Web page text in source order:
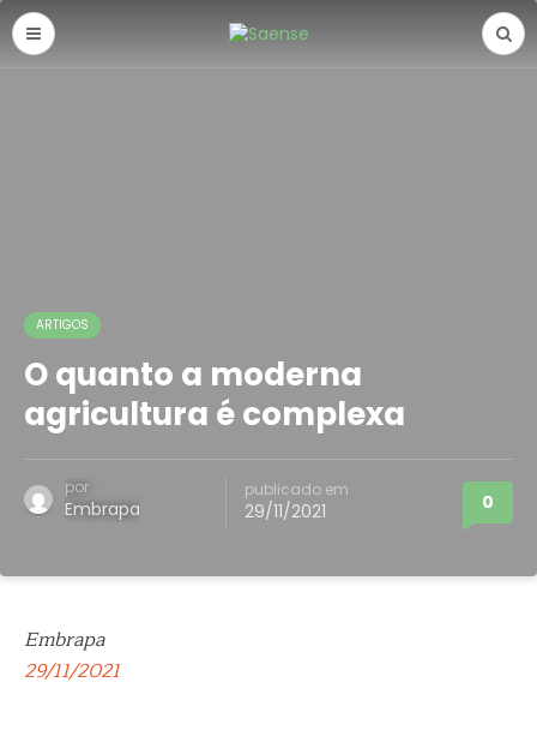
ARTIGOS
O quanto a moderna
agricultura é complexa
por
Embrapa
publicado em
29/11/2021 0
Embrapa
29/11/2021